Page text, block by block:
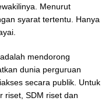
Menurut
syarat tertentu. Hanya
mendorong
dunia perguruan
secara publik. Untuk
riset, SDM riset dan